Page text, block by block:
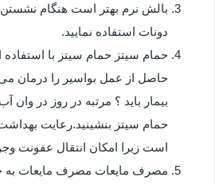
بالش نرم بهتر است هنگام
دونات استفاده نمایید.
حمام سیتز حمام سیتز با استفاده
حاصل از عمل بواسیر را درمان می
بیمار باید ؟ مرتبه در روز در
حمام سیتز بنشینید.رعایت
است زیرا امکان انتقال عفونت
مصرف مایعات مصرف مایعات